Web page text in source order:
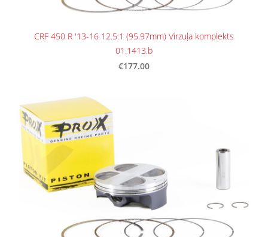
CRF 450 R '13-16 12.5:1 (95.97mm) Virzuļa komplekts
01.1413.b
€177.00